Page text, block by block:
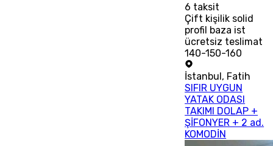
6 taksit
Çift kişilik solid
profil baza ist
ücretsiz teslimat
140-150-160
İstanbul, Fatih
SIFIR UYGUN
YATAK ODASI
TAKIMI DOLAP +
ŞİFONYER + 2 ad.
KOMODİN